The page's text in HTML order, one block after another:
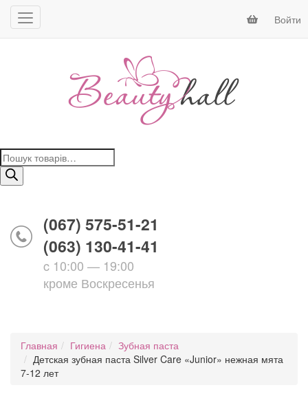
Войти
Поиск
товаров
(067) 575-51-21
(063) 130-41-41
c 10:00 — 19:00
кроме Воскресенья
Главная Гигиена
Зубная паста
Детская зубная паста Silver Care «Junior» нежная мята
7-12 лет